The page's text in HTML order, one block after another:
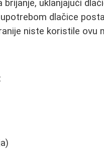
uklanjajući
dlačice
niste koristile ovu